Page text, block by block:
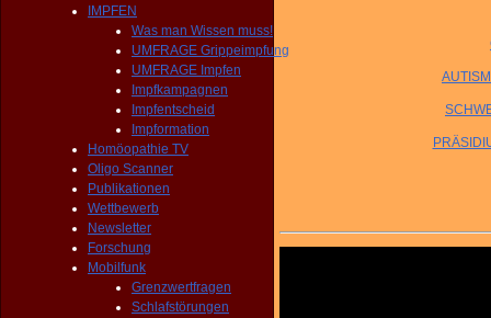
IMPFEN
Was man Wissen muss!
UMFRAGE Grippeimpfung
UMFRAGE Impfen
Impfkampagnen
Impfentscheid
Impformation
Homöopathie TV
Oligo Scanner
Publikationen
Wettbewerb
Newsletter
Forschung
Mobilfunk
Grenzwertfragen
Schlafstörungen